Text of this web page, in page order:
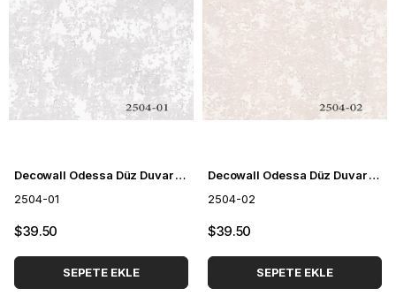
Decowall Odessa Düz Duvar Kağıdı 2504-01
2504-01
$39.50
SEPETE EKLE
Decowall Odessa Düz Duvar Kağıdı 2504-02
2504-02
$39.50
SEPETE EKLE